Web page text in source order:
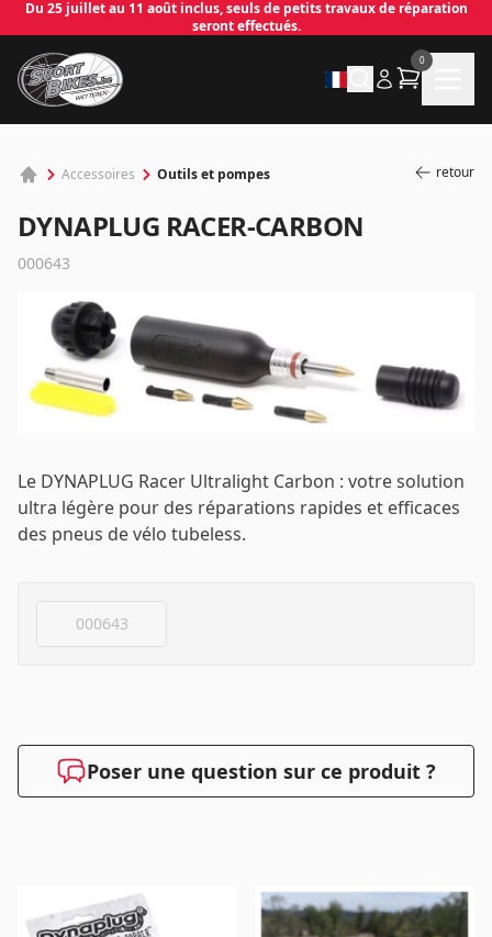
Du 25 juillet au 11 août inclus, seuls de petits travaux de réparation
seront effectués.
0
Accessoires Outils et pompes retour
DYNAPLUG RACER-CARBON
000643
Le DYNAPLUG Racer Ultralight Carbon : votre solution
ultra légère pour des réparations rapides et efficaces
des pneus de vélo tubeless.
000643
Poser une question sur ce produit ?
Email*
Se souvenir de moi Mot de passe oublié ?